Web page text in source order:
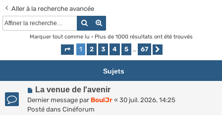
e
Aller à la recherche avancée
Rechercher
Marquer tout comme lu • Plus de 1000 résultats ont été trouvés
Page 1sur 67
1 2 3 4 5 … 67
Sujets
N
o
u
La venue de l'avenir
Dernier message par BoulJr « 30 juil. 2026, 14:25
Posté dans Cinéforum